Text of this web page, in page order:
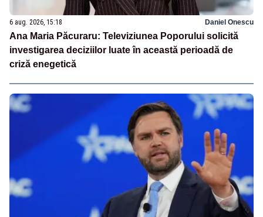
6 aug. 2026, 15:18 Daniel Onescu
Ana Maria Păcuraru: Televiziunea Poporului solicită
investigarea deciziilor luate în această perioadă de
criză enegetică